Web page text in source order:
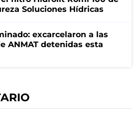
Soluciones Hídricas
excarcelaron a las
ANMAT detenidas esta